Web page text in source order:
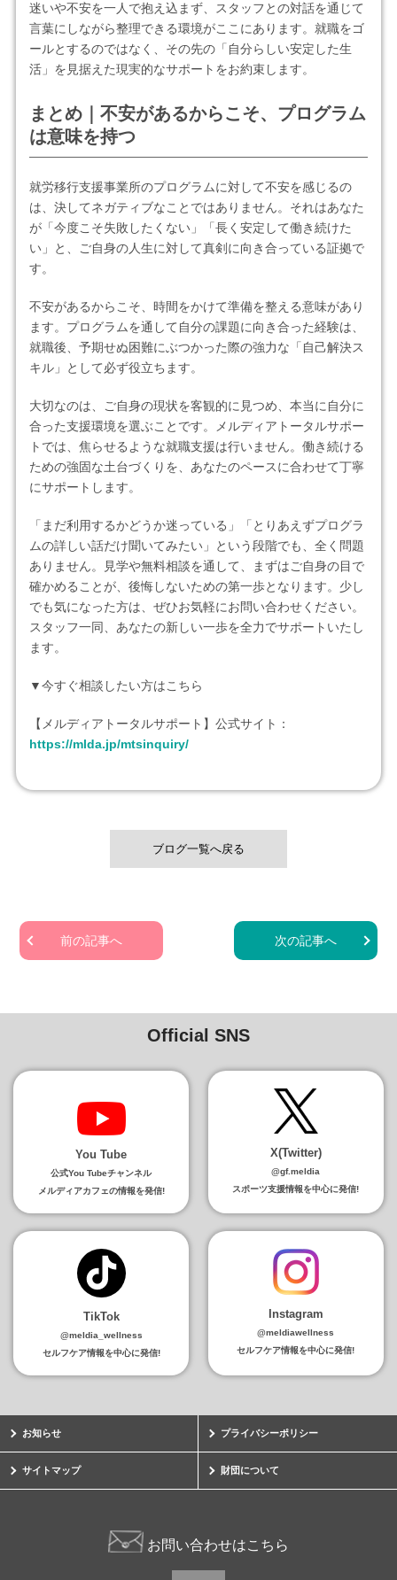
迷いや不安を一人で抱え込まず、スタッフとの対話を通じて
言葉にしながら整理できる環境がここにあります。就職をゴ
ールとするのではなく、その先の「自分らしい安定した生
活」を見据えた現実的なサポートをお約束します。
まとめ｜不安があるからこそ、プログラム
は意味を持つ
就労移行支援事業所のプログラムに対して不安を感じるの
は、決してネガティブなことではありません。それはあなた
が「今度こそ失敗したくない」「長く安定して働き続けた
い」と、ご自身の人生に対して真剣に向き合っている証拠で
す。
不安があるからこそ、時間をかけて準備を整える意味があり
ます。プログラムを通して自分の課題に向き合った経験は、
就職後、予期せぬ困難にぶつかった際の強力な「自己解決ス
キル」として必ず役立ちます。
大切なのは、ご自身の現状を客観的に見つめ、本当に自分に
合った支援環境を選ぶことです。メルディアトータルサポー
トでは、焦らせるような就職支援は行いません。働き続ける
ための強固な土台づくりを、あなたのペースに合わせて丁寧
にサポートします。
「まだ利用するかどうか迷っている」「とりあえずプログラ
ムの詳しい話だけ聞いてみたい」という段階でも、全く問題
ありません。見学や無料相談を通して、まずはご自身の目で
確かめることが、後悔しないための第一歩となります。少し
でも気になった方は、ぜひお気軽にお問い合わせください。
スタッフ一同、あなたの新しい一歩を全力でサポートいたし
ます。
▼今すぐ相談したい方はこちら
【メルディアトータルサポート】公式サイト：
https://mlda.jp/mtsinquiry/
ブログ一覧へ戻る
前の記事へ 次の記事へ
Official SNS
You Tube
公式You Tubeチャンネル
メルディアカフェの情報を発信!
X(Twitter)
@gf.meldia
スポーツ支援情報を中心に発信!
TikTok
@meldia_wellness
セルフケア情報を中心に発信!
Instagram
@meldiawellness
セルフケア情報を中心に発信!
お知らせ プライバシーポリシー
サイトマップ 財団について
お問い合わせはこちら